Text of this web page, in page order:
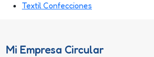
Textil Confecciones
Mi Empresa Circular